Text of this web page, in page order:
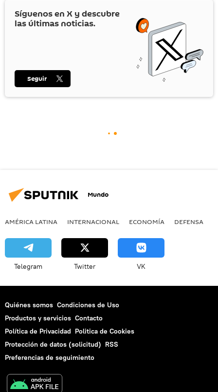
Síguenos en X y descubre
las últimas noticias.
Seguir
Mundo
AMÉRICA LATINA INTERNACIONAL ECONOMÍA DEFENSA
Telegram Twitter VK
Quiénes somos Condiciones de Uso
Productos y servicios Contacto
Política de Privacidad Politica de Cookies
Protección de datos (solicitud) RSS
Preferencias de seguimiento